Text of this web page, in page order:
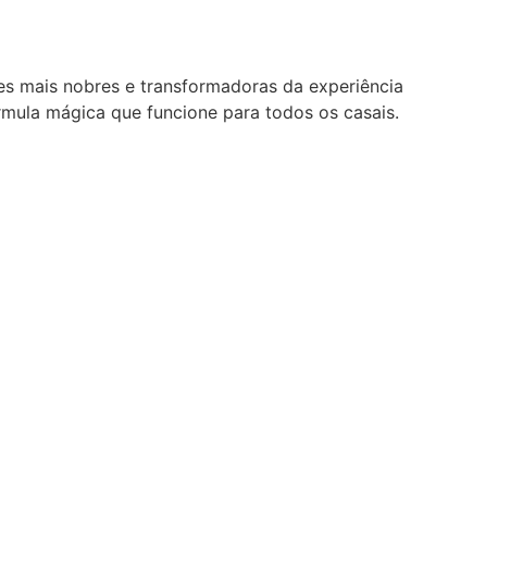
mais nobres e transformadoras da experiência
mágica que funcione para todos os casais.